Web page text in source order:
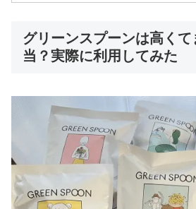
グリーンスプーンは高く
当？実際に利用してみた